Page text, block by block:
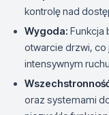
kontrolę nad
Wygoda: Funkcja
otwarcie drzwi, co
intensywnym
oraz systemami